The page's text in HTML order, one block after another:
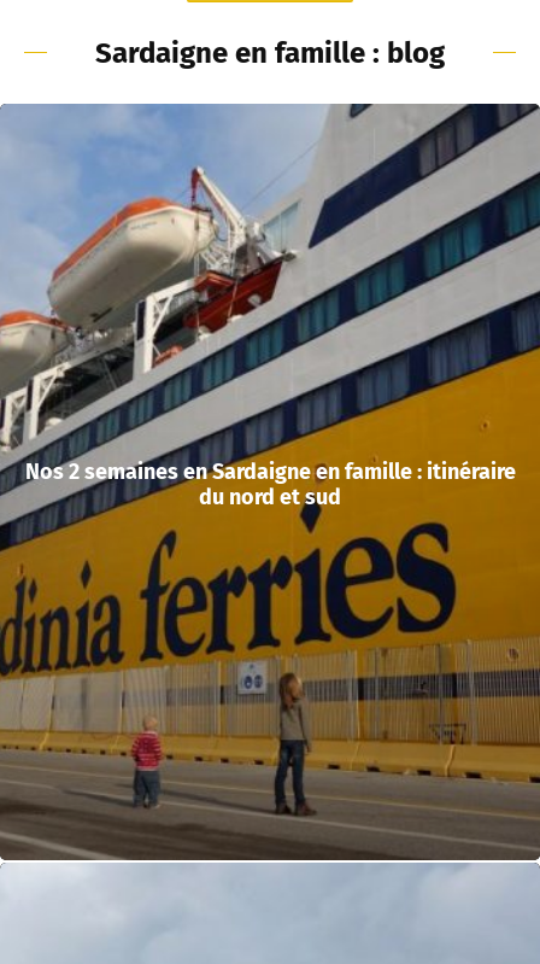
Sardaigne en famille : blog
Nos 2 semaines en Sardaigne en famille : itinéraire
du nord et sud